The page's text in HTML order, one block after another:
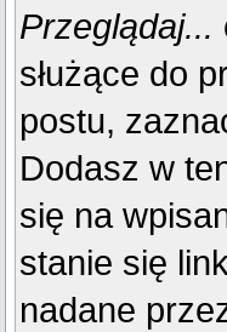
Przeglądaj...
służące do
postu,
Dodasz w
się na
stanie się
nadane